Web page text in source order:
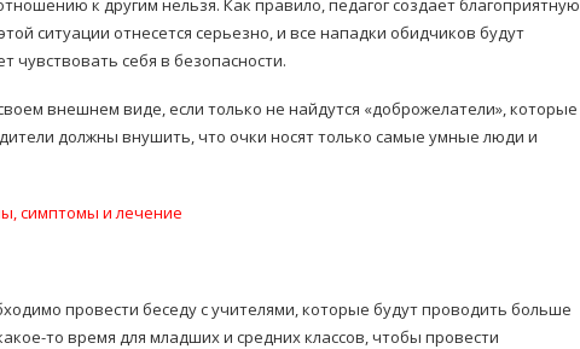
к другим нельзя. Как правило, педагог создает благоприятную
ситуации отнесется серьезно, и все нападки обидчиков будут
чувствовать себя в безопасности.
внешнем виде, если только не найдутся «доброжелатели», которые
должны внушить, что очки носят только самые умные люди и
симптомы и лечение
провести беседу с учителями, которые будут проводить больше
то время для младших и средних классов, чтобы провести